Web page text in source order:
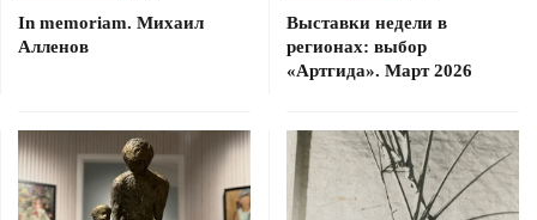
In memoriam. Михаил
Алленов
Выставки недели в
регионах: выбор
«Артгида». Март 2026